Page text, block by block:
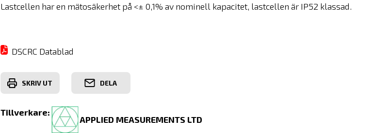
Lastcellen har en mätosäkerhet på <± 0,1% av nominell kapacitet, lastcellen är IP52 klassad.
DSCRC Datablad
SKRIV UT DELA
Tillverkare:
APPLIED MEASUREMENTS LTD